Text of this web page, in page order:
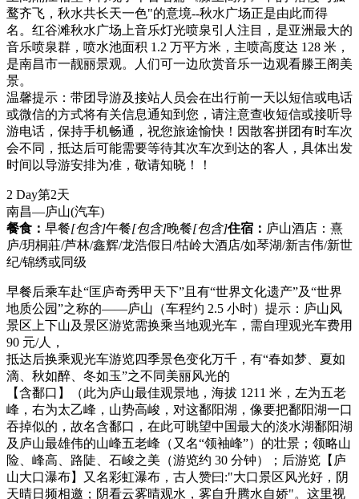
鹜齐飞，秋水共长天一色"的意境--秋水广场正是由此而得
名。红谷滩秋水广场上音乐灯光喷泉引人注目，是亚洲最大的
音乐喷泉群，喷水池面积 1.2 万平方米，主喷高度达 128 米，
是南昌市一靓丽景观。人们可一边欣赏音乐一边观看滕王阁美
景。
温馨提示：带团导游及接站人员会在出行前一天以短信或电话
或微信的方式将有关信息通知到您，请注意查收短信或接听导
游电话，保持手机畅通，祝您旅途愉快！因散客拼团有时车次
会不同，抵达后可能需要等待其次车次到达的客人，具体出发
时间以导游安排为准，敬请知晓！！
2 Day第2天
南昌—庐山(汽车)
餐食： 早餐[包含]午餐[包含]晚餐[包含]住宿： 庐山酒店：熹
庐/玥桐莊/芦林/鑫辉/龙浩假日/牯岭大酒店/如琴湖/新吉伟/新世
纪/锦绣或同级
早餐后乘车赴“匡庐奇秀甲天下”且有“世界文化遗产”及“世界
地质公园”之称的——庐山（车程约 2.5 小时）提示：庐山风
景区上下山及景区游览需换乘当地观光车，需自理观光车费用
90 元/人，
抵达后换乘观光车游览四季景色变化万千，有“春如梦、夏如
滴、秋如醉、冬如玉”之不同美丽风光的
【含鄱口】（此为庐山最佳观景地，海拔 1211 米，左为五老
峰，右为太乙峰，山势高峻，对这鄱阳湖，像要把鄱阳湖一口
吞掉似的，故名含鄱口，在此可眺望中国最大的淡水湖鄱阳湖
及庐山最雄伟的山峰五老峰（又名“领袖峰”）的壮景；领略山
险、峰高、路陡、石峻之美（游览约 30 分钟）；后游览【庐
山大口瀑布】又名彩虹瀑布，古人赞曰:"大口景区风光好，阴
天晴日频相邀；阴看云雾晴观水，雾自升腾水自娇"。这里视